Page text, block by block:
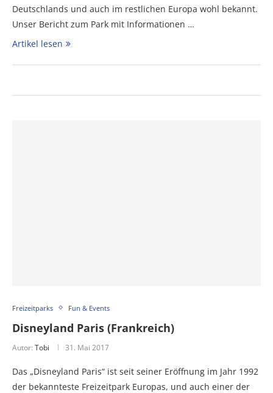
Deutschlands und auch im restlichen Europa wohl bekannt.
Unser Bericht zum Park mit Informationen …
Artikel lesen
Freizeitparks Fun & Events
Disneyland Paris (Frankreich)
Autor: Tobi 31. Mai 2017
Das „Disneyland Paris“ ist seit seiner Eröffnung im Jahr 1992
der bekannteste Freizeitpark Europas, und auch einer der